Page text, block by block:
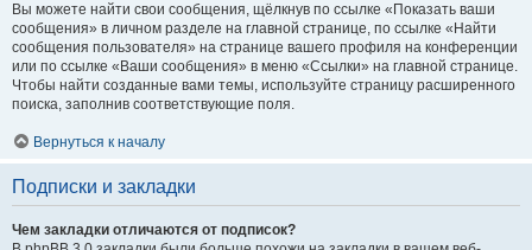
Вы можете найти свои сообщения, щёлкнув по ссылке «Показать ваши
сообщения» в личном разделе на главной странице, по ссылке «Найти
сообщения пользователя» на странице вашего профиля на конференции
или по ссылке «Ваши сообщения» в меню «Ссылки» на главной странице.
Чтобы найти созданные вами темы, используйте страницу расширенного
поиска, заполнив соответствующие поля.
Вернуться к началу
Подписки и закладки
Чем закладки отличаются от подписок?